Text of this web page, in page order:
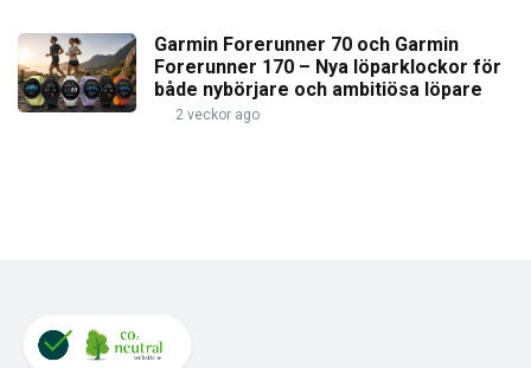
Garmin Forerunner 70 och Garmin
Forerunner 170 – Nya löparklockor för
både nybörjare och ambitiösa löpare
2 veckor ago